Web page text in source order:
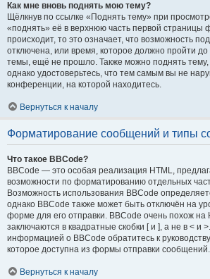
Как мне вновь поднять мою тему?
Щёлкнув по ссылке «Поднять тему» при
«поднять» её в верхнюю часть первой страницы
происходит, то это означает, что возможность
отключена, или время, которое должно пройти до
темы, ещё не прошло. Также можно поднять тему,
однако удостоверьтесь, что тем самым вы не
конференции, на которой находитесь.
Вернуться к началу
Форматирование сообщений и типы
Что такое BBCode?
BBCode — это особая реализация HTML,
возможности по форматированию отдельных
Возможность использования BBCode
однако BBCode также может быть отключён на
форме для его отправки. BBCode очень похож на
заключаются в квадратные скобки [ и ], а не в < и
информацией о BBCode обратитесь к
которое доступна из формы отправки сообщений.
Вернуться к началу